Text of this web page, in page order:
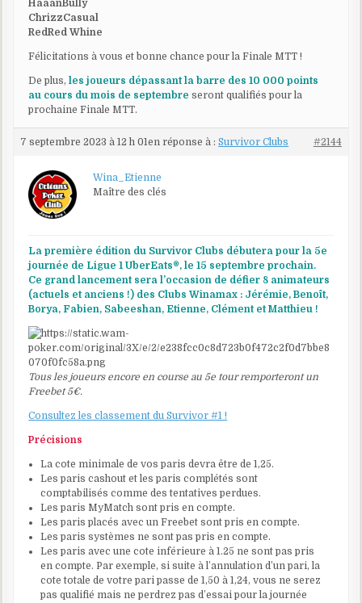
HaaanBully
ChrizzCasual
RedRed Whine
Félicitations à vous et bonne chance pour la Finale MTT !
De plus,les joueurs dépassant la barre des 10 000 points
au cours du mois de septembre seront qualifiés pour la
prochaine Finale MTT.
7 septembre 2023 à 12 h 01en réponse à :Survivor Clubs #2144
Wina_Etienne
Maître des clés
La première édition du Survivor Clubs débutera pour la 5e
journée de Ligue 1 UberEats®, le 15 septembre prochain.
Ce grand lancement sera l’occasion de défier 8 animateurs
(actuels et anciens !) des Clubs Winamax : Jérémie, Benoît,
Borya, Fabien, Sabeeshan, Etienne, Clément et Matthieu !
Tous les joueurs encore en course au 5e tour remporteront un
Freebet 5€.
Consultez les classement du Survivor #1 !
Précisions
La cote minimale de vos paris devra être de 1,25.
Les paris cashout et les paris complétés sont
comptabilisés comme des tentatives perdues.
Les paris MyMatch sont pris en compte.
Les paris placés avec un Freebet sont pris en compte.
Les paris systèmes ne sont pas pris en compte.
Les paris avec une cote inférieure à 1.25 ne sont pas pris
en compte. Par exemple, si suite à l’annulation d’un pari, la
cote totale de votre pari passe de 1,50 à 1,24, vous ne serez
pas qualifié mais ne perdrez pas d’essai pour la journée